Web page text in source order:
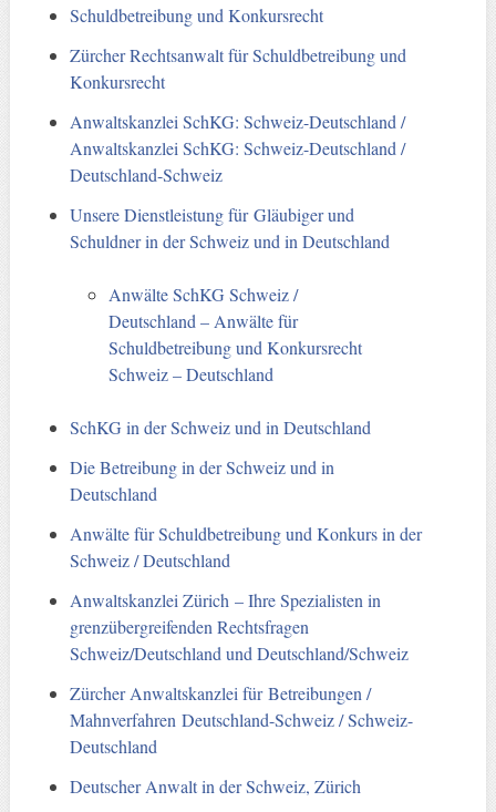
Schuldbetreibung und Konkursrecht
Zürcher Rechtsanwalt für Schuldbetreibung und
Konkursrecht
Anwaltskanzlei SchKG: Schweiz-Deutschland /
Anwaltskanzlei SchKG: Schweiz-Deutschland /
Deutschland-Schweiz
Unsere Dienstleistung für Gläubiger und
Schuldner in der Schweiz und in Deutschland
Anwälte SchKG Schweiz /
Deutschland – Anwälte für
Schuldbetreibung und Konkursrecht
Schweiz – Deutschland
SchKG in der Schweiz und in Deutschland
Die Betreibung in der Schweiz und in
Deutschland
Anwälte für Schuldbetreibung und Konkurs in der
Schweiz / Deutschland
Anwaltskanzlei Zürich – Ihre Spezialisten in
grenzübergreifenden Rechtsfragen
Schweiz/Deutschland und Deutschland/Schweiz
Zürcher Anwaltskanzlei für Betreibungen /
Mahnverfahren Deutschland-Schweiz / Schweiz-
Deutschland
Deutscher Anwalt in der Schweiz, Zürich